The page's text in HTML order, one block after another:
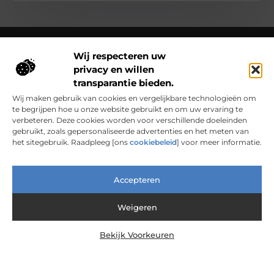
Wij respecteren uw
privacy en willen
transparantie bieden.
Wij maken gebruik van cookies en vergelijkbare technologieën om
te begrijpen hoe u onze website gebruikt en om uw ervaring te
verbeteren. Deze cookies worden voor verschillende doeleinden
gebruikt, zoals gepersonaliseerde advertenties en het meten van
het sitegebruik. Raadpleeg [ons cookiebeleid] voor meer informatie.
Accepteren
Weigeren
Bekijk Voorkeuren
Over Clarapelsadvies
Clarapelsadvies.nl – Een wereld vol verhalen en inzichten.
Ontdek inspirerende blogs en artikelen over alles wat het
dagelijks leven boeiend maakt.
Bericht categorie
@2025 www.clarapelsadvies.nl. All Right Reserved.